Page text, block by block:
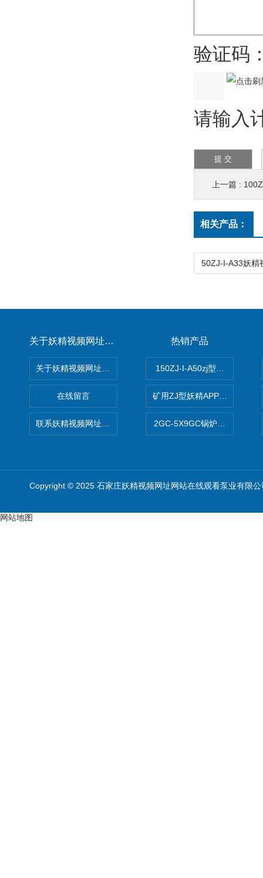
验证码
请输入
上一篇 :
相关产品：
关于妖精视频网址网站在线观看
在线留言
热销产品
150ZJ-I-A50zj型妖精APP下
矿用ZJ型妖精APP下载官网
2GC-5X9GC锅炉给水泵 给水
Copyright © 2025 石家庄妖精视频网址网站在线观看泵业有限
网站地图